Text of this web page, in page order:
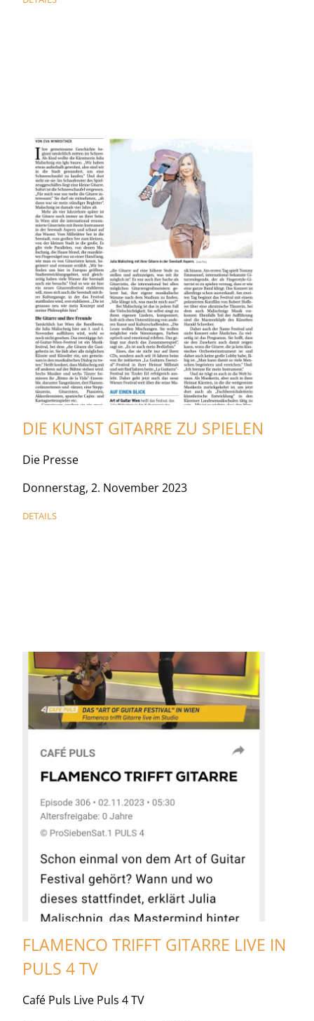
DIE KUNST GITARRE ZU SPIELEN
Die Presse
Donnerstag, 2. November 2023
DETAILS
FLAMENCO TRIFFT GITARRE LIVE IN
PULS 4 TV
Café Puls Live Puls 4 TV